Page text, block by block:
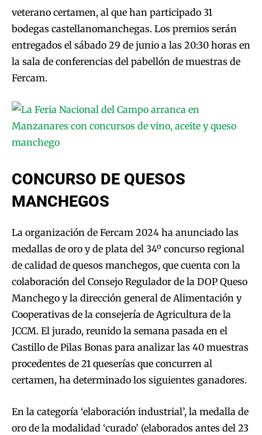
veterano certamen, al que han participado 31
bodegas castellanomanchegas. Los premios serán
entregados el sábado 29 de junio a las 20:30 horas en
la sala de conferencias del pabellón de muestras de
Fercam.
CONCURSO DE QUESOS
MANCHEGOS
La organización de Fercam 2024 ha anunciado las
medallas de oro y de plata del 34º concurso regional
de calidad de quesos manchegos, que cuenta con la
colaboración del Consejo Regulador de la DOP Queso
Manchego y la dirección general de Alimentación y
Cooperativas de la consejería de Agricultura de la
JCCM. El jurado, reunido la semana pasada en el
Castillo de Pilas Bonas para analizar las 40 muestras
procedentes de 21 queserías que concurren al
certamen, ha determinado los siguientes ganadores.
En la categoría ‘elaboración industrial’, la medalla de
oro de la modalidad ‘curado’ (elaborados antes del 23